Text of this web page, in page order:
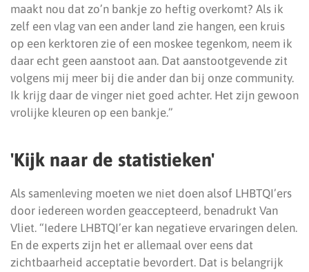
maakt nou dat zo’n bankje zo heftig overkomt? Als ik
zelf een vlag van een ander land zie hangen, een kruis
op een kerktoren zie of een moskee tegenkom, neem ik
daar echt geen aanstoot aan. Dat aanstootgevende zit
volgens mij meer bij die ander dan bij onze community.
Ik krijg daar de vinger niet goed achter. Het zijn gewoon
vrolijke kleuren op een bankje.”
'Kijk naar de statistieken'
Als samenleving moeten we niet doen alsof LHBTQI’ers
door iedereen worden geaccepteerd, benadrukt Van
Vliet. “Iedere LHBTQI’er kan negatieve ervaringen delen.
En de experts zijn het er allemaal over eens dat
zichtbaarheid acceptatie bevordert. Dat is belangrijk